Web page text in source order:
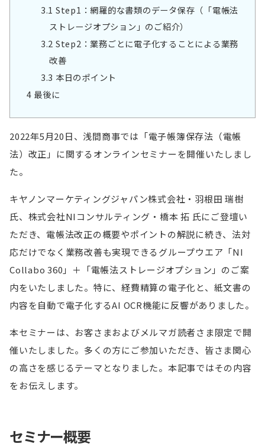
3.1 Step1：網羅的な書類のデータ保存（「電帳法
ストレージオプション」のご紹介）
3.2 Step2：業務ごとに電子化することによる業務
改善
3.3 本日のポイント
4 最後に
2022年5月20日、浅間商事では「電子帳簿保存法（電帳
法）改正」に関するオンラインセミナーを開催いたしまし
た。
キヤノンマーケティングジャパン株式会社・羽根田 瑞樹
氏、株式会社NIコンサルティング・橋本 拓 氏にご登壇い
ただき、電帳法改正の概要やポイントの解説に続き、法対
応だけでなく業務改善も実現できるグループウエア「NI
Collabo 360」＋「電帳法ストレージオプション」のご案
内をいたしました。特に、経費精算の電子化と、紙文書の
内容を自動で電子化するAI OCR機能に反響がありました。
本セミナーは、お客さまおよびメルマガ読者さま限定で開
催いたしました。多くの方にご参加いただき、皆さま関心
の高さを感じるテーマとなりました。本記事ではその内容
をお伝えします。
セミナー概要